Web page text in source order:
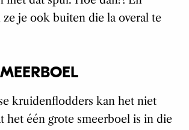
je ook buiten die la overal te
kruidenflodders kan het niet
het één grote smeerboel is in die